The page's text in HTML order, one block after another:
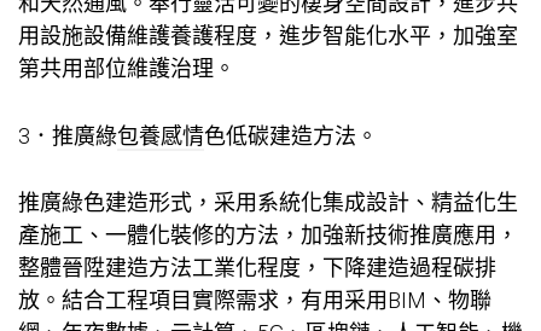
用設施設備維護養護程度，進步智能化水平，加強室
第共用部位維護治理。
3．推廣綠包養感情色低碳建造方法。
推廣綠色建造形式，采用系統化集成設計、精益化生
產施工、一體化裝修的方法，加強新技術推廣應用，
整體晉陞建造方法工業化程度，下降建造過程碳排
放。結合工程項目實際需求，有用采用BIM、物聯